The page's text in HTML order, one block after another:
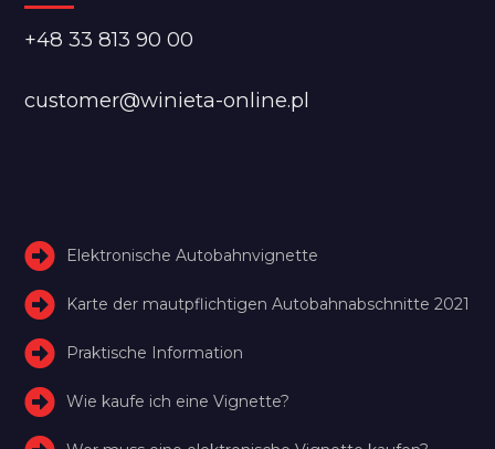
+48 33 813 90 00
customer@winieta-online.pl
Elektronische Autobahnvignette
Karte der mautpflichtigen Autobahnabschnitte 2021
Praktische Information
Wie kaufe ich eine Vignette?